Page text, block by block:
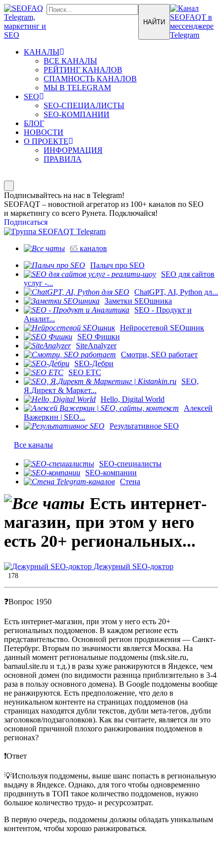
КАНАЛЫ
ВСЕ КАНАЛЫ
РЕЙТИНГ КАНАЛОВ
СПАМНОСТЬ КАНАЛОВ
МЫ В TELEGRAM
SEO
SEO-СПЕЦИАЛИСТЫ
SEO-КОМПАНИИ
БЛОГ
НОВОСТИ
О ПРОЕКТЕ
ИНФОРМАЦИЯ
ПРАВИЛА
Подписывайтесь на нас в Telegram!
SEOFAQT – новостной агрегатор из 100+ каналов по SEO
и маркетингу со всего Рунета. Подключайся!
Подписаться
65 каналов
Палыч про SEO
SEO для сайтов
услуг -...
ChatGPT, AI, Python дл...
Заметки SEOшника
SEO - Продукт и
Аналит...
Нейросетевой SEOшник
SEO Фишки
SiteAnalyzer
Смотри, SEO работает
SEO-Де́бри
SEO ETC
SEO,
Я.Директ & Маркет...
Hello, Digital World
Алексей
Важеркин | SEO...
Результативное SEO
Все каналы
SEO-специалисты
SEO-компании
Стена
Есть интернет-
магазин, при этом у него
есть 20+ региональных...
Дежурный SEO-доктор
178
❓Вопрос 1950
Есть интернет-магазин, при этом у него есть 20+
региональных поддоменов. В каждом регионе есть
представительство. Основной регион продвижения — Санкт-
Петербург. Вторым по значимости является Москва. На
данный момент региональные поддомены (msk.site.ru,
barnaul.site.ru и т.д.) в разы хуже ранжируются в Яндексе, чем
основной домен (по видимости разница приблизительно в 3-4
раза в пользу основного домена). В Google поддомены вообще
не ранжируются. Есть предположение, что дело в
неуникальном контенте на страницах поддоменов (на
страницах находятся дубли текстов, дубли мета-тегов, дубли
заголовков/подзаголовков). Как вы считаете, является ли это
основной причиной плохого ранжирования поддоменов в
регионах?
❗️Ответ
💡Используя поддомены, выше шанс попасть в региональную
выдачу в Яндексе. Однако, для того чтобы одновременно
продвинуть в ТОП такое количество поддоменов, нужно
большое количество трудо- и ресурсозатрат.
В первую очередь, поддомены должны обладать уникальным
контентом, чтобы хорошо ранжироваться.